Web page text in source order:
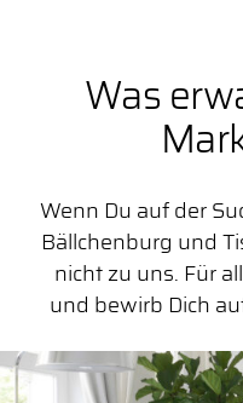
Was
Wenn Du auf der
Bällchenburg und
nicht zu uns. Für
und bewirb Dich